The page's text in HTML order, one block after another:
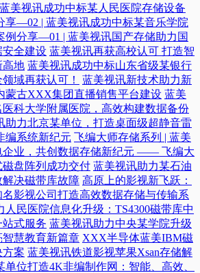
美视讯成功中标某人民医院存储设备
享—02 | 蓝美视讯成功中标某音乐学院
例分享—01 | 蓝美视讯国产存储助力国
安全建设 蓝美视讯再获高校认可 打造智
高地 蓝美视讯成功中标山东省级某银行
域再获认可！
蓝美视讯新技术助力新
古XXX集团直播销售平台建设 蓝美
科大学附属医院，高效构建数据备份
助力北京某单位，打造桌面级超静音雷
编系统新纪元 飞编大师存储系列 | 蓝美
企业，共创数据存储新纪元 —— 飞编大
磁盘阵列成功交付 蓝美视讯助力某石油
决磁带库故障 高原上的影视新飞跃：
影视公司打造高效数据存储与传输系
人民医院信息化升级：TS4300磁带库中
式服务 蓝美视讯助力中央某学院升级
慧教育新篇章 XXX半导体蓝美IBM磁
方案 蓝美视讯铁道影视苹果Xsan存储解
单位打造4K非编制作网：智能、高效、